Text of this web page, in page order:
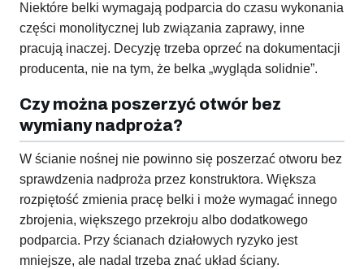
Niektóre belki wymagają podparcia do czasu wykonania
części monolitycznej lub związania zaprawy, inne
pracują inaczej. Decyzję trzeba oprzeć na dokumentacji
producenta, nie na tym, że belka „wygląda solidnie”.
Czy można poszerzyć otwór bez
wymiany nadproża?
W ścianie nośnej nie powinno się poszerzać otworu bez
sprawdzenia nadproża przez konstruktora. Większa
rozpiętość zmienia pracę belki i może wymagać innego
zbrojenia, większego przekroju albo dodatkowego
podparcia. Przy ścianach działowych ryzyko jest
mniejsze, ale nadal trzeba znać układ ściany.